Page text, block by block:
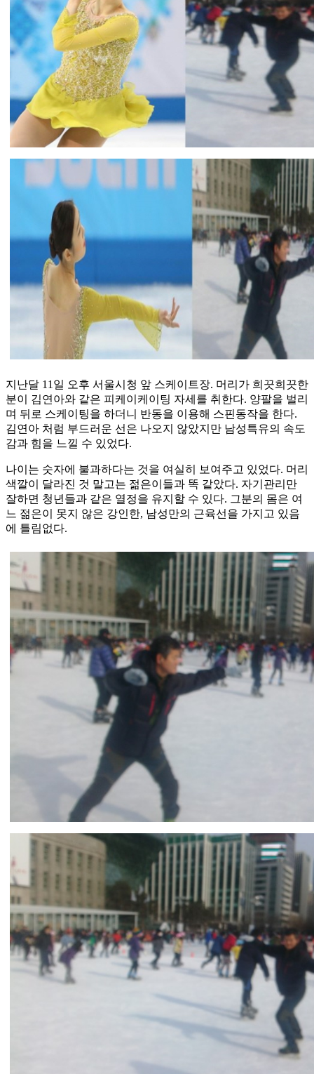
지난달 11일 오후 서울시청 앞 스케이트장. 머리가 희끗희끗한
분이 김연아와 같은 피케이케이팅 자세를 취한다. 양팔을 벌리
며 뒤로 스케이팅을 하더니 반동을 이용해 스핀동작을 한다.
김연아 처럼 부드러운 선은 나오지 않았지만 남성특유의 속도
감과 힘을 느낄 수 있었다.
나이는 숫자에 불과하다는 것을 여실히 보여주고 있었다. 머리
색깔이 달라진 것 말고는 젊은이들과 똑 같았다. 자기관리만
잘하면 청년들과 같은 열정을 유지할 수 있다. 그분의 몸은 여
느 젊은이 못지 않은 강인한, 남성만의 근육선을 가지고 있음
에 틀림없다.